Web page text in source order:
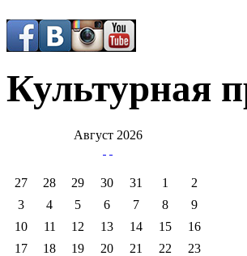
Культурная
Август 2026
27 28 29 30 31 1
2
3
4 5 6 7 8
9
10
11 12 13 14 15
16
17
18 19 20 21 22
23